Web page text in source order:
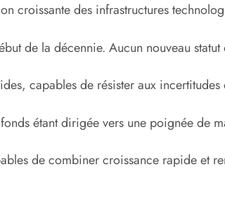
croissante des infrastructures
de la décennie. Aucun nouveau
capables de résister aux
étant dirigée vers une poignée de
de combiner croissance rapide et